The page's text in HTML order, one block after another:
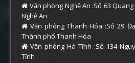
Văn phòng Nghệ An :Số 63
Nghệ An
Văn phòng Thanh Hóa :Số 29
Thành phố Thanh Hóa
Văn phòng Hà Tĩnh :Số 134
Tĩnh